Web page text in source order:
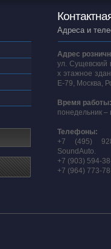
Адреса и
Адрес
ул. Сущевский
х этажное
E-79, Москва,
Время
понедельник –
Телефоны:
+7 (495)
SoundAuto.
+7 (903) 594-
+7 (964) 773-